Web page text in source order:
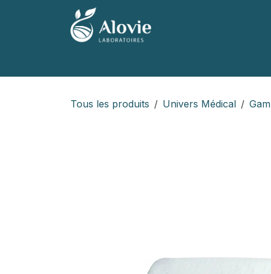
Se rendre au contenu
Tous les produits Univers Médical